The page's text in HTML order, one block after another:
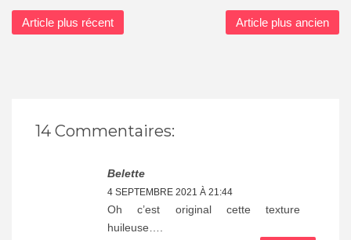
Article plus récent Article plus ancien
14 Commentaires:
Belette
4 SEPTEMBRE 2021 À 21:44
Oh c’est original cette texture
huileuse….